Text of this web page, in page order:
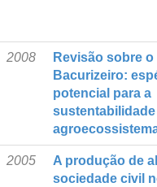
2008
Revisão sobre o
Bacurizeiro:
potencial para a
sustentabilidade
2005
A produção de
sociedade civil